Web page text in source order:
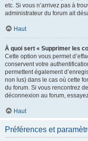
etc. Si vous n’arrivez pas à
administrateur du forum ait
Haut
À quoi sert « Supprimer les
Cette option vous permet
conservent votre
permettent également
non lus) dans le cas où cette
du forum. Si vous rencontrez
déconnexion au forum,
Haut
Préférences et